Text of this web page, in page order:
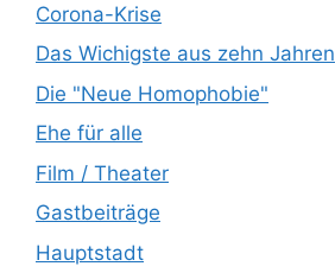
Corona-Krise
Das Wichigste aus zehn Jahren
Die "Neue Homophobie"
Ehe für alle
Film / Theater
Gastbeiträge
Hauptstadt